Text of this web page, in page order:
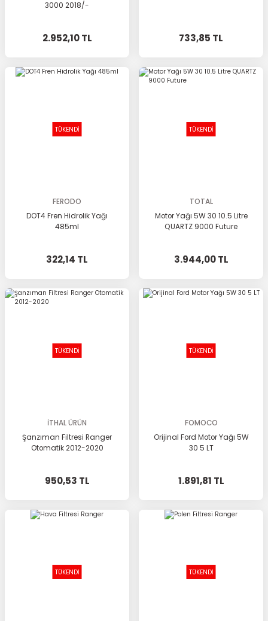
3000 2018/-
2.952,10 TL 733,85 TL
TÜKENDİ
FERODO
DOT4 Fren Hidrolik Yağı
485ml
322,14 TL
TÜKENDİ
TOTAL
Motor Yağı 5W 30 10.5 Litre
QUARTZ 9000 Future
3.944,00 TL
TÜKENDİ
İTHAL ÜRÜN
Şanzıman Filtresi Ranger
Otomatik 2012-2020
950,53 TL
TÜKENDİ
FOMOCO
Orijinal Ford Motor Yağı 5W
30 5 LT
1.891,81 TL
TÜKENDİ TÜKENDİ